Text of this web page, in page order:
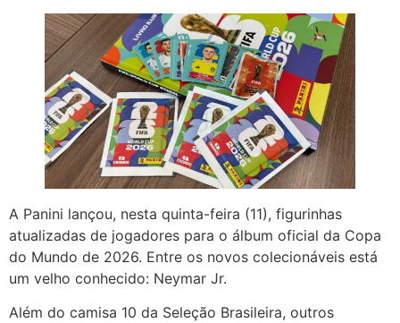
A Panini lançou, nesta quinta-feira (11), figurinhas
atualizadas de jogadores para o álbum oficial da Copa
do Mundo de 2026. Entre os novos colecionáveis está
um velho conhecido: Neymar Jr.
Além do camisa 10 da Seleção Brasileira, outros